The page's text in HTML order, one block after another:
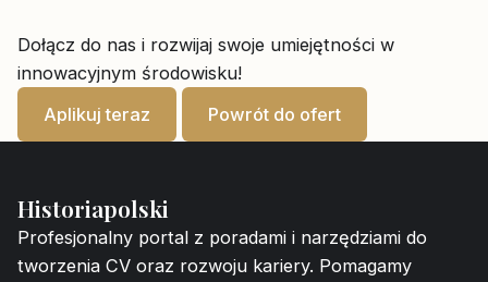
Dołącz do nas i rozwijaj swoje umiejętności w
innowacyjnym środowisku!
Aplikuj teraz
Powrót do ofert
Historiapolski
Profesjonalny portal z poradami i narzędziami do
tworzenia CV oraz rozwoju kariery. Pomagamy